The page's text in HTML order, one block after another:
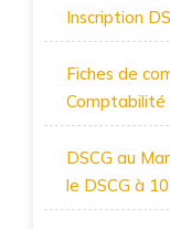
Inscription
Fiches de
DSCG au
le DSCG à